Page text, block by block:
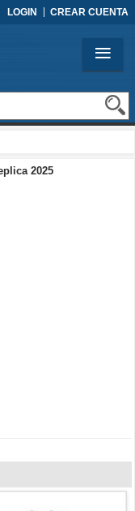
LOGIN CREAR CUENTA
2025